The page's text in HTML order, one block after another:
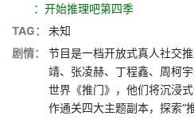
：开始推理吧第四季
TAG：
未知
剧情：
节目是一档开放式真人社交
靖、张凌赫、丁程鑫、周柯
世界《推门》，他们将沉浸
作通关四大主题副本，探索“